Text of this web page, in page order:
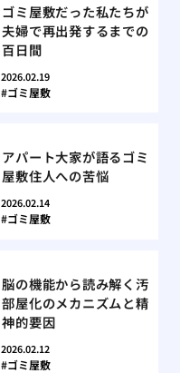
ゴミ屋敷だった私たちが
夫婦で再出発するまでの
百日間
2026.02.19
ゴミ屋敷
アパート大家が語るゴミ
屋敷住人への苦悩
2026.02.14
ゴミ屋敷
脳の機能から読み解く汚
部屋化のメカニズムと精
神的要因
2026.02.12
ゴミ屋敷